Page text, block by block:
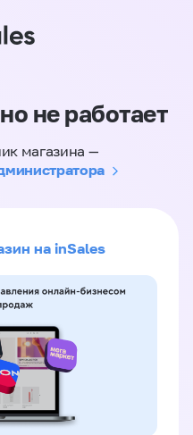
не работает
магазина —
на inSales